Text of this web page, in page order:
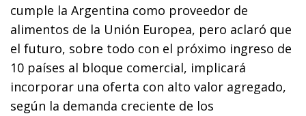
cumple la Argentina como proveedor de
alimentos de la Unión Europea, pero aclaró que
el futuro, sobre todo con el próximo ingreso de
10 países al bloque comercial, implicará
incorporar una oferta con alto valor agregado,
según la demanda creciente de los